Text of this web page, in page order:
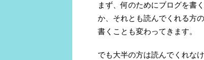
まず、何のためにブログを書
か、それとも読んでくれる方
書くことも変わってきます。
でも大半の方は読んでくれな